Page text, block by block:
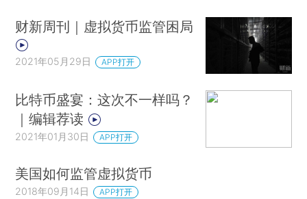
财新周刊｜虚拟货币监管困局
2021年05月29日 APP打开
比特币盛宴：这次不一样吗？
｜编辑荐读
2021年01月30日 APP打开
美国如何监管虚拟货币
2018年09月14日 APP打开